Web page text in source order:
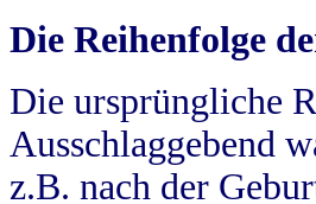
Die Reihenfolge
Die ursprüngliche
Ausschlaggebend
z.B. nach der